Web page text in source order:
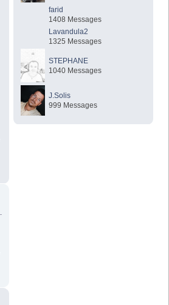
farid
1408 Messages
Lavandula2
1325 Messages
STEPHANE
1040 Messages
J.Solis
999 Messages